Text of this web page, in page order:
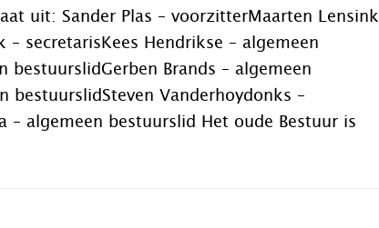
uit: Sander Plas – voorzitterMaarten Lensink
secretarisKees Hendrikse – algemeen
bestuurslidGerben Brands – algemeen
bestuurslidSteven Vanderhoydonks –
– algemeen bestuurslid Het oude Bestuur is